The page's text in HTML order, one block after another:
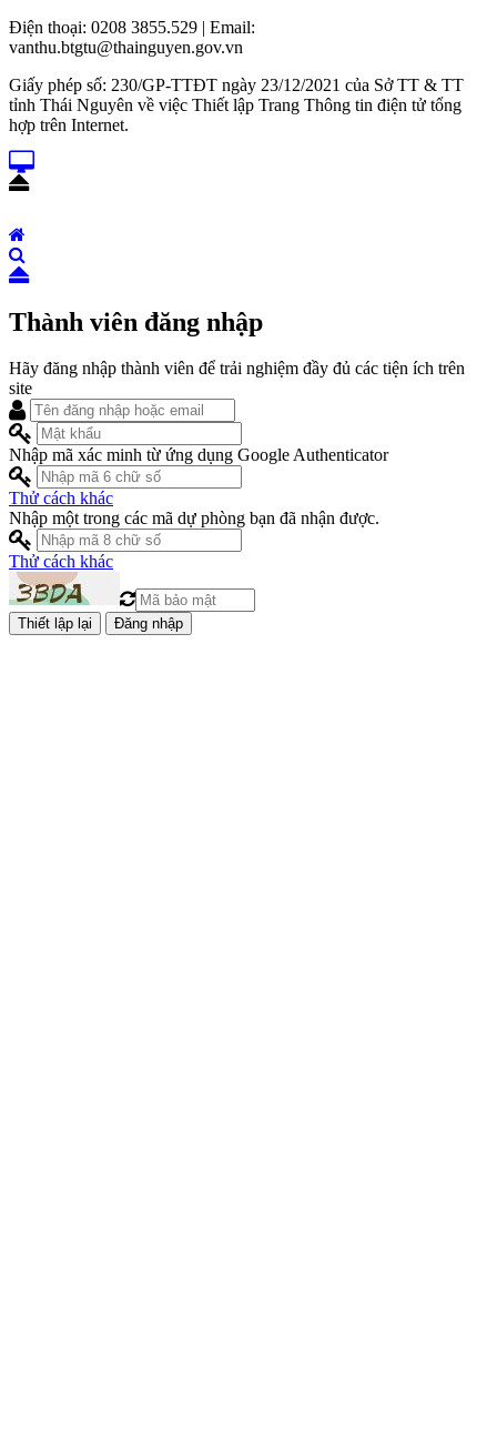
Điện thoại: 0208 3855.529 | Email:
vanthu.btgtu@thainguyen.gov.vn
Giấy phép số: 230/GP-TTĐT ngày 23/12/2021 của Sở TT & TT
tỉnh Thái Nguyên về việc Thiết lập Trang Thông tin điện tử tổng
hợp trên Internet.
Thành viên đăng nhập
Hãy đăng nhập thành viên để trải nghiệm đầy đủ các tiện ích trên
site
Nhập mã xác minh từ ứng dụng Google Authenticator
Thử cách khác
Nhập một trong các mã dự phòng bạn đã nhận được.
Thử cách khác
Đăng nhập